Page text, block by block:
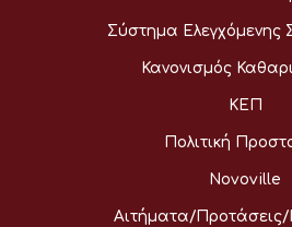
Σύστημα Ελεγχόμενης
Κανονισμός
ΚΕΠ
Πολιτική
Novoville
Αιτήματα/